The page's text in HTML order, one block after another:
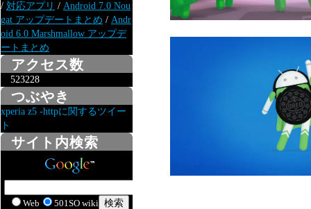
/ 対応アプリ / Android 7.0 Nou
gat アップデートまとめ / Andr
oid 6.0 Marshmallow アップデ
ートまとめ
アクセス数
523228
つぶやき
xperia z5 -httpに関するツイー
ト
サイト内検索
Web 501SO wiki